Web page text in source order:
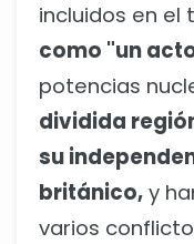
incluidos en el
como "un
potencias
dividida
su
británico, y
varios